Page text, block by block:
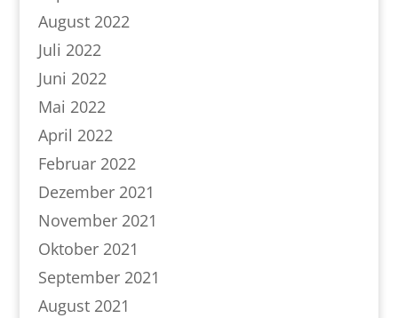
August 2022
Juli 2022
Juni 2022
Mai 2022
April 2022
Februar 2022
Dezember 2021
November 2021
Oktober 2021
September 2021
August 2021